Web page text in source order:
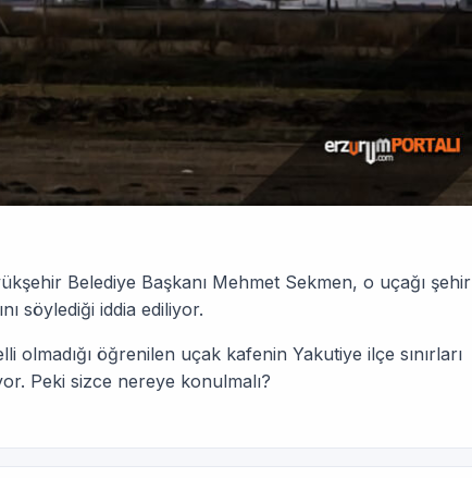
Belediye Başkanı Mehmet Sekmen, o uçağı şehir
söylediği iddia ediliyor.
olmadığı öğrenilen uçak kafenin Yakutiye ilçe sınırları
Peki sizce nereye konulmalı?